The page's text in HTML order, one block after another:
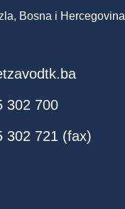
Bosna i Hercegovina
302 700
302 721 (fax)